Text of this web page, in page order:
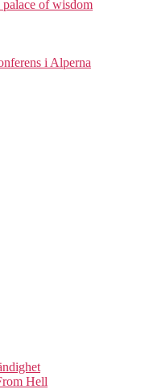
palace of wisdom
i Alperna
Hell